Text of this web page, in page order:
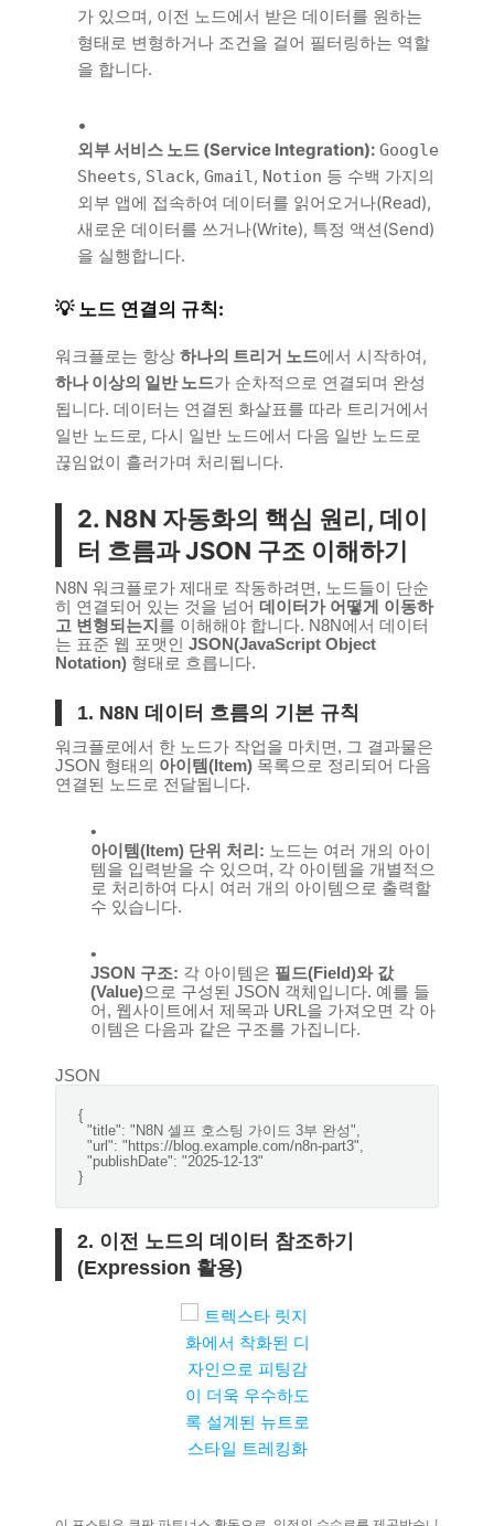
가 있으며, 이전 노드에서 받은 데이터를 원하는
형태로 변형하거나 조건을 걸어 필터링하는 역할
을 합니다.
외부 서비스 노드 (Service Integration): Google
Sheets, Slack, Gmail, Notion 등 수백 가지의
외부 앱에 접속하여 데이터를 읽어오거나(Read),
새로운 데이터를 쓰거나(Write), 특정 액션(Send)
을 실행합니다.
💡 노드 연결의 규칙:
워크플로는 항상 하나의 트리거 노드에서 시작하여,
하나 이상의 일반 노드가 순차적으로 연결되며 완성
됩니다. 데이터는 연결된 화살표를 따라 트리거에서
일반 노드로, 다시 일반 노드에서 다음 일반 노드로
끊임없이 흘러가며 처리됩니다.
2. N8N 자동화의 핵심 원리, 데이
터 흐름과 JSON 구조 이해하기
N8N 워크플로가 제대로 작동하려면, 노드들이 단순
히 연결되어 있는 것을 넘어 데이터가 어떻게 이동하
고 변형되는지 를 이해해야 합니다. N8N에서 데이터
는 표준 웹 포맷인 JSON(JavaScript Object
Notation) 형태로 흐릅니다.
1. N8N 데이터 흐름의 기본 규칙
워크플로에서 한 노드가 작업을 마치면, 그 결과물은
JSON 형태의 아이템(Item) 목록으로 정리되어 다음
연결된 노드로 전달됩니다.
아이템(Item) 단위 처리: 노드는 여러 개의 아이
템을 입력받을 수 있으며, 각 아이템을 개별적으
로 처리하여 다시 여러 개의 아이템으로 출력할
수 있습니다.
JSON 구조: 각 아이템은 필드(Field)와 값
(Value)으로 구성된 JSON 객체입니다. 예를 들
어, 웹사이트에서 제목과 URL을 가져오면 각 아
이템은 다음과 같은 구조를 가집니다.
JSON
{
"title": "N8N 셀프 호스팅 가이드 3부 완성"
"url": "https://blog.example.com/n8n-part3"
"publishDate": "2025-12-13"
2. 이전 노드의 데이터 참조하기
(Expression 활용)